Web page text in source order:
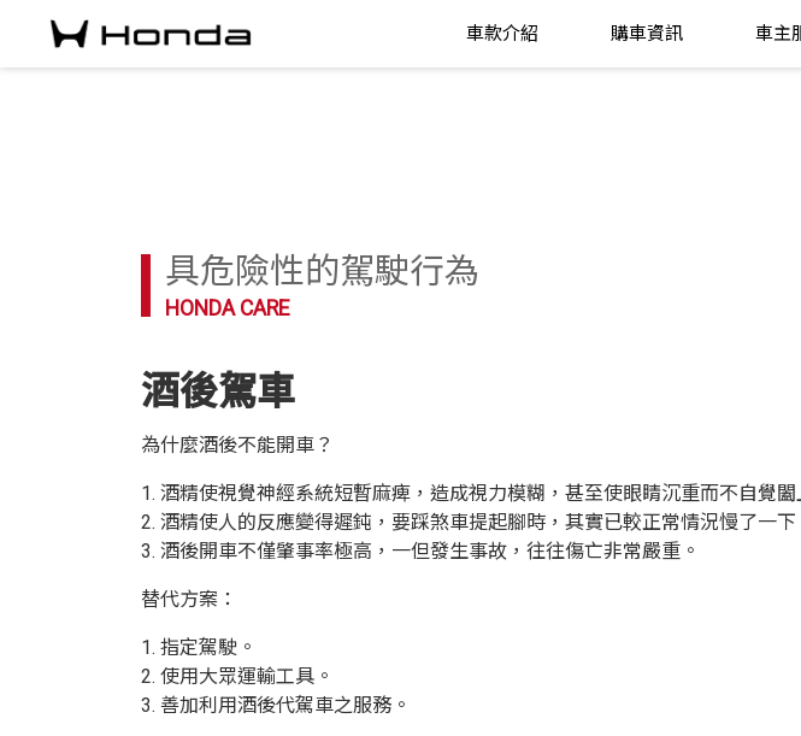
車款介紹 購車資訊 車主
具危險性的駕駛行為
HONDA CARE
酒後駕車
為什麼酒後不能開車？
1. 酒精使視覺神經系統短暫麻痺，造成視力模糊，甚至使眼睛沉重而不自覺
2. 酒精使人的反應變得遲鈍，要踩煞車提起腳時，其實已較正常情況慢了一
3. 酒後開車不僅肇事率極高，一但發生事故，往往傷亡非常嚴重。
替代方案：
1. 指定駕駛。
2. 使用大眾運輸工具。
3. 善加利用酒後代駕車之服務。